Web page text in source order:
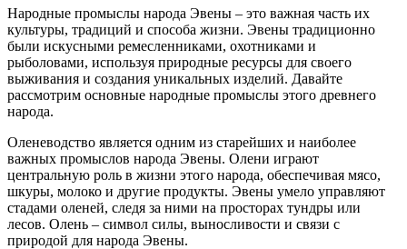
Народные промыслы народа Эвены – это важная часть их
культуры, традиций и способа жизни. Эвены традиционно
были искусными ремесленниками, охотниками и
рыболовами, используя природные ресурсы для своего
выживания и создания уникальных изделий. Давайте
рассмотрим основные народные промыслы этого древнего
народа.
Оленеводство является одним из старейших и наиболее
важных промыслов народа Эвены. Олени играют
центральную роль в жизни этого народа, обеспечивая мясо,
шкуры, молоко и другие продукты. Эвены умело управляют
стадами оленей, следя за ними на просторах тундры или
лесов. Олень – символ силы, выносливости и связи с
природой для народа Эвены.